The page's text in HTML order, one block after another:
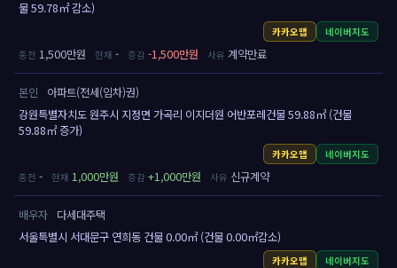
물 59.78㎡ 감소)
카카오맵 네이버지도
1,500만원 - -1,500만원 계약만료
본인
아파트(전세(임차)권)
강원특별자치도 원주시 지정면 가곡리 이지더원 어반포레건물 59.88㎡ (건물
59.88㎡ 증가)
카카오맵 네이버지도
- 1,000만원 +1,000만원 신규계약
배우자
다세대주택
서울특별시 서대문구 연희동 건물 0.00㎡ (건물 0.00㎡감소)
카카오맵 네이버지도